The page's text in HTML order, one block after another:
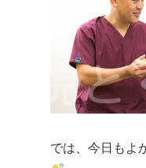
では、今日もよ